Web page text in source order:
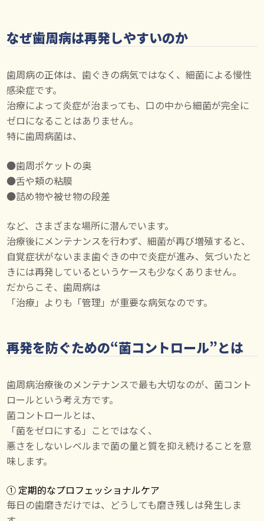
なぜ歯周病は再発しやすいのか
歯周病の正体は、歯ぐきの病気ではなく、細菌による慢性
感染症です。
治療によって炎症が治まっても、口の中から細菌が完全に
ゼロになることはありません。
特に歯周病菌は、
●歯周ポケットの奥
●舌や頬の粘膜
●詰め物や被せ物の段差
など、さまざまな場所に潜んでいます。
治療後にメンテナンスを行わず、細菌が再び増殖すると、
自覚症状がないまま歯ぐきの中で炎症が進み、気づいたと
きには再発しているというケースも少なくありません。
だからこそ、歯周病は
「治療」よりも「管理」が重要な病気なのです。
再発を防ぐための“菌コントロール”とは
歯周病治療後のメンテナンスで最も大切なのが、菌コント
ロールという考え方です。
菌コントロールとは、
「菌をゼロにする」ことではなく、
悪さをしないレベルまで菌の量と質を抑え続けることを意
味します。
① 定期的なプロフェッショナルケア
毎日の歯磨きだけでは、どうしても磨き残しは発生しま